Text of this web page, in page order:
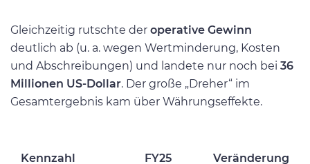
Gleichzeitig rutschte der operative Gewinn
deutlich ab (u. a. wegen Wertminderung, Kosten
und Abschreibungen) und landete nur noch bei 36
Millionen US-Dollar. Der große „Dreher“ im
Gesamtergebnis kam über Währungseffekte.
Kennzahl FY25 Veränderung